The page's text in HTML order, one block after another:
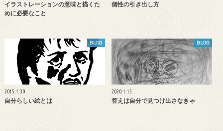
イラストレーションの意味と描くた
めに必要なこと
個性の引き出し方
BLOG
2015.1.30
自分らしい絵とは
BLOG
2020.1.15
答えは自分で見つけ出さなきゃ